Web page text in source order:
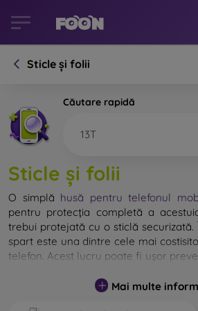
Sticle și folii
Căutare rapidă
13T
Sticle și folii
O simplă husă pentru telefonul
pentru protecția completă a
trebui protejată cu o sticlă
spart este una dintre cele mai
telefon. Acest lucru poate fi ușor
Deși nu există sticlă
Mai multe